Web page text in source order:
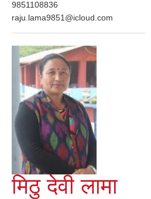
9851108836
raju.lama9851@icloud.com
मिठु देवी लामा